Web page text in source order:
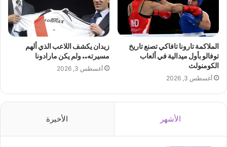
الملاكمة تارونا تافاكي تصنع تاريخ
توفالو بأول ميدالية في ألعاب
الكومنولث
أغسطس 3, 2026
زيدان يكشف اللاعب الذي ألهم
مسيرته.. ولم يكن مارادونا
أغسطس 3, 2026
الأشهر الأخيرة